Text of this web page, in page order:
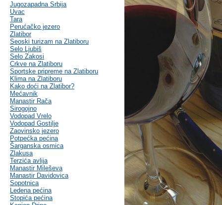
Jugozapadna Srbija
Uvac
Tara
Perućačko jezero
Zlatibor
Seoski turizam na Zlatiboru
Selo Ljubiš
Selo Zakosi
Crkve na Zlatiboru
Sportske pripreme na Zlatiboru
Klima na Zlatiboru
Kako doći na Zlatibor?
Mećavnik
Manastir Rača
Sirogojno
Vodopad Vrelo
Vodopad Gostilje
Zaovinsko jezero
Potpećka pećina
Šarganska osmica
Zlakusa
Terzića avlija
Manastir Mileševa
Manastir Davidovica
Sopotnica
Ledena pećina
Stopića pećina